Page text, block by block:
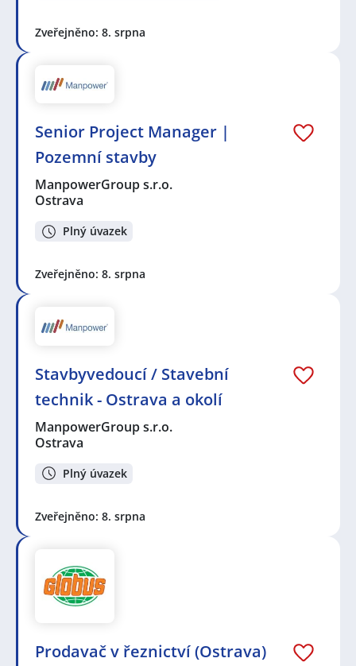
Zveřejněno: 8. srpna
Senior Project Manager |
Pozemní stavby
ManpowerGroup s.r.o.
Ostrava
Plný úvazek
Zveřejněno: 8. srpna
Stavbyvedoucí / Stavební
technik - Ostrava a okolí
ManpowerGroup s.r.o.
Ostrava
Plný úvazek
Zveřejněno: 8. srpna
Prodavač v řeznictví (Ostrava)